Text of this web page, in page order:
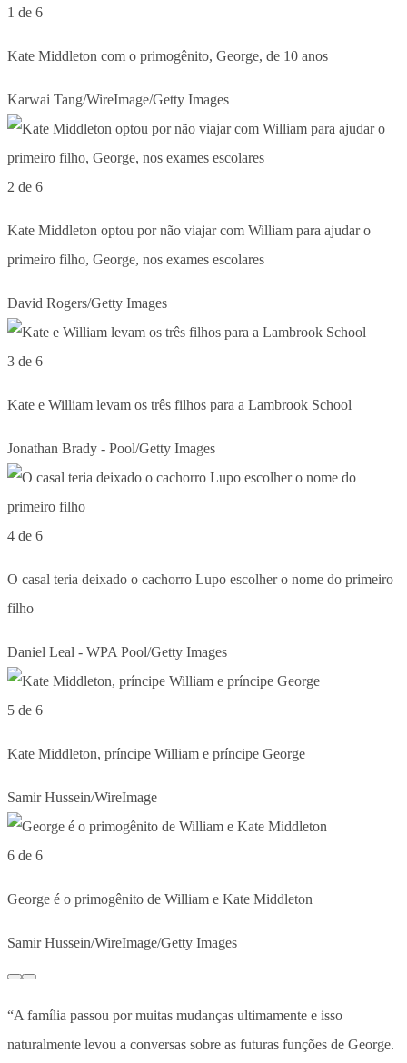
1 de 6
Kate Middleton com o primogênito, George, de 10 anos
Karwai Tang/WireImage/Getty Images
2 de 6
Kate Middleton optou por não viajar com William para ajudar o
primeiro filho, George, nos exames escolares
David Rogers/Getty Images
3 de 6
Kate e William levam os três filhos para a Lambrook School
Jonathan Brady - Pool/Getty Images
4 de 6
O casal teria deixado o cachorro Lupo escolher o nome do primeiro
filho
Daniel Leal - WPA Pool/Getty Images
5 de 6
Kate Middleton, príncipe William e príncipe George
Samir Hussein/WireImage
6 de 6
George é o primogênito de William e Kate Middleton
Samir Hussein/WireImage/Getty Images
“A família passou por muitas mudanças ultimamente e isso
naturalmente levou a conversas sobre as futuras funções de George.